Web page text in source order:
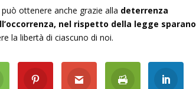
può ottenere anche grazie alla deterrenza
nel rispetto della legge sparano
la libertà di ciascuno di noi.